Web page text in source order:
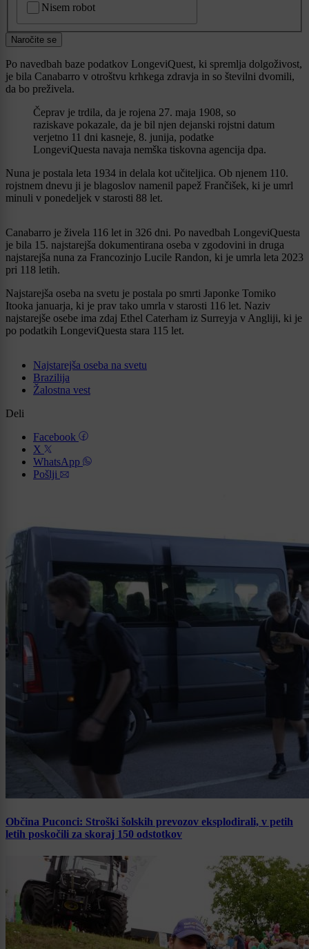
Nisem robot
Naročite se
Po navedbah baze podatkov LongeviQuest, ki spremlja dolgoživost,
je bila Canabarro v otroštvu krhkega zdravja in so številni dvomili,
da bo preživela.
Čeprav je trdila, da je rojena 27. maja 1908, so
raziskave pokazale, da je bil njen dejanski rojstni datum
verjetno 11 dni kasneje, 8. junija, podatke
LongeviQuesta navaja nemška tiskovna agencija dpa.
Nuna je postala leta 1934 in delala kot učiteljica. Ob njenem 110.
rojstnem dnevu ji je blagoslov namenil papež Frančišek, ki je umrl
minuli v ponedeljek v starosti 88 let.
Canabarro je živela 116 let in 326 dni. Po navedbah LongeviQuesta
je bila 15. najstarejša dokumentirana oseba v zgodovini in druga
najstarejša nuna za Francozinjo Lucile Randon, ki je umrla leta 2023
pri 118 letih.
Najstarejša oseba na svetu je postala po smrti Japonke Tomiko
Itooka januarja, ki je prav tako umrla v starosti 116 let. Naziv
najstarejše osebe ima zdaj Ethel Caterham iz Surreyja v Angliji, ki je
po podatkih LongeviQuesta stara 115 let.
Najstarejša oseba na svetu
Brazilija
Žalostna vest
Deli
Facebook
X
WhatsApp
Pošlji
Občina Puconci: Stroški šolskih prevozov eksplodirali, v petih
letih poskočili za skoraj 150 odstotkov